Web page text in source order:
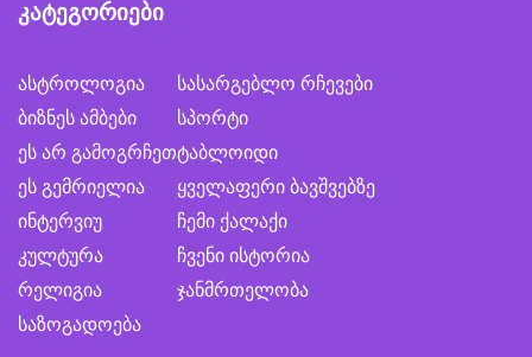
კატეგორიები
ასტროლოგია
ბიზნეს ამბები
ეს არ გამოგრჩეთ
ეს გემრიელია
ინტერვიუ
კულტურა
რელიგია
საზოგადოება
სასარგებლო რჩევები
სპორტი
ტაბლოიდი
ყველაფერი ბავშვებზე
ჩემი ქალაქი
ჩვენი ისტორია
ჯანმრთელობა